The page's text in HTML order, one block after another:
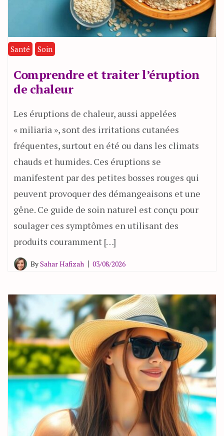
Santé Soin
Comprendre et traiter l’éruption
de chaleur
Les éruptions de chaleur, aussi appelées
« miliaria », sont des irritations cutanées
fréquentes, surtout en été ou dans les climats
chauds et humides. Ces éruptions se
manifestent par des petites bosses rouges qui
peuvent provoquer des démangeaisons et une
gêne. Ce guide de soin naturel est conçu pour
soulager ces symptômes en utilisant des
produits couramment […]
BySahar Hafizah 03/08/2026